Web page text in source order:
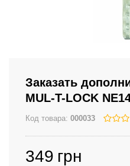
Заказать
MUL-T-LOCK
Код товара: 000033
349 грн